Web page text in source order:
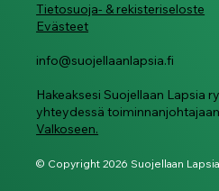
Tietosuoja- & rekisteriseloste
Evästeet
info@suojellaanlapsia.fi
Hakeaksesi Suojellaan Lapsia
yhteydessä
Valkoseen.
© Copyright 2026 Suojellaan